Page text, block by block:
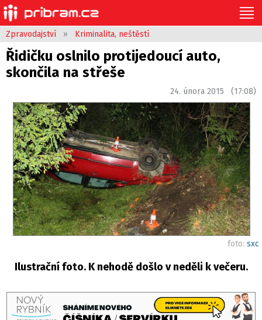
Zpravodajství » Kriminalita, neštěstí
Řidičku oslnilo protijedoucí auto,
skončila na střeše
24. února 2015 (17:08)
foto: sxc
Ilustrační foto. K nehodě došlo v neděli k večeru.